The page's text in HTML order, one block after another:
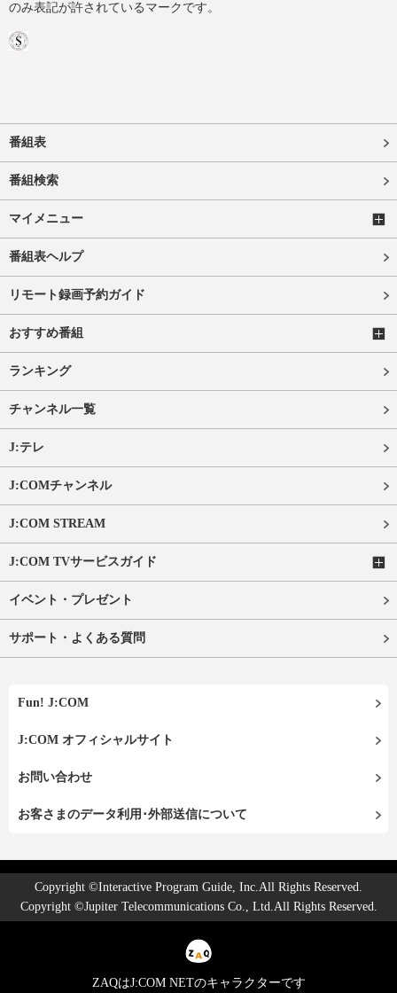
のみ表記が許されているマークです。
番組表
番組検索
マイメニュー
番組表ヘルプ
リモート録画予約ガイド
おすすめ番組
ランキング
チャンネル一覧
J:テレ
J:COMチャンネル
J:COM STREAM
J:COM TVサービスガイド
イベント・プレゼント
サポート・よくある質問
Fun! J:COM
J:COM オフィシャルサイト
お問い合わせ
お客さまのデータ利用･外部送信について
Copyright ©Interactive Program Guide, Inc.All Rights Reserved.
Copyright ©Jupiter Telecommunications Co., Ltd.All Rights Reserved.
ZAQはJ:COM NETのキャラクターです